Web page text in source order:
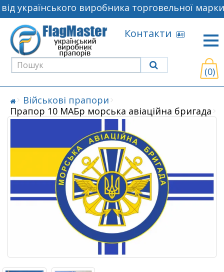
українського виробника торговельної
Контакти
(0)
Військові прапори
Прапор 10 МАБр морська авіаційна бригада